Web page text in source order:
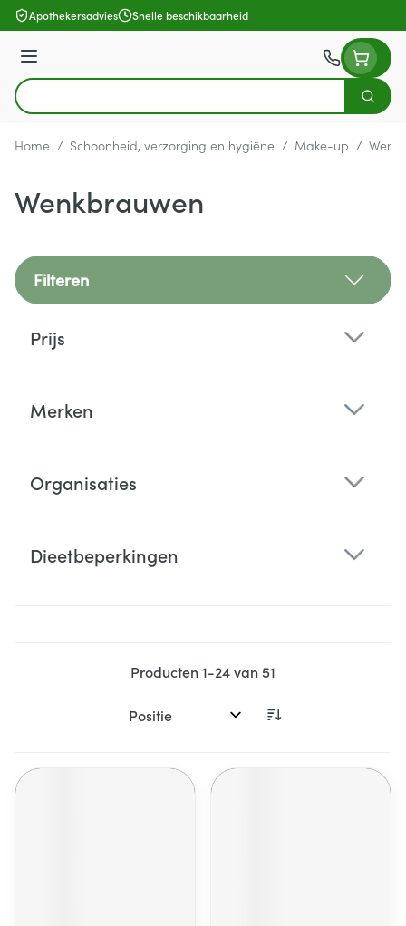
Ga naar de inhoud
Apothekersadvies Snelle beschikbaarheid
Menu
Product, merk, categorie...
Zoek
Home / Schoonheid, verzorging en hygiëne / Make-up /
Wenkbrauwen
Filteren
Prijs
Merken
Organisaties
Dieetbeperkingen
Producten1-24van51
Sorteer op: